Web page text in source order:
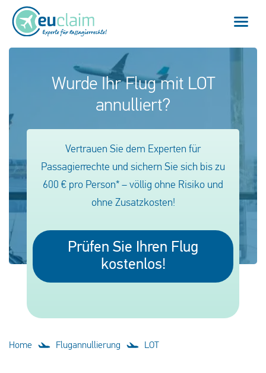
Neuigkeiten
Deutsch
Flugannullierung
Anschlussflug verpasst
EU-Fluggastrechte
Mein EUclaim
Wurde Ihr Flug mit LOT
annulliert?
Vertrauen Sie dem Experten für
Passagierrechte und sichern Sie sich bis zu
600 € pro Person* – völlig ohne Risiko und
ohne Zusatzkosten!
Prüfen Sie Ihren Flug
kostenlos!
Home Flugannullierung LOT